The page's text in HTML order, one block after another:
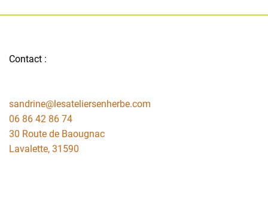
Contact :
sandrine@lesateliersenherbe.com
06 86 42 86 74
30 Route de Baougnac
Lavalette, 31590